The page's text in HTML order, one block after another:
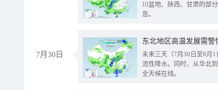
川盆地、陕西、甘肃的部
息。
7月30日
东北地区高温发展需
未来三天（7月30日至8月
流性降水。同时，从华北
全天候在线。